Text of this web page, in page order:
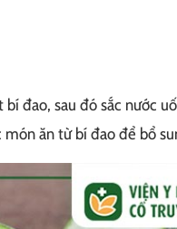
đao, sau đó sắc nước
ăn từ bí đao để bổ